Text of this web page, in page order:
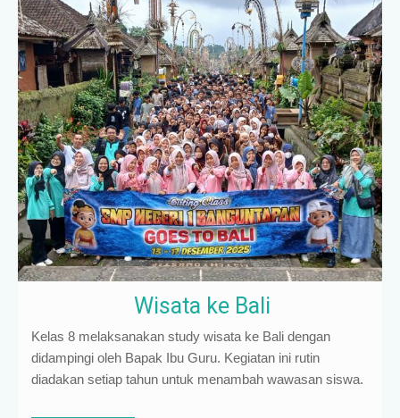
Wisata ke Bali
Kelas 8 melaksanakan study wisata ke Bali dengan
didampingi oleh Bapak Ibu Guru. Kegiatan ini rutin
diadakan setiap tahun untuk menambah wawasan siswa.